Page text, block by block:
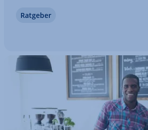
wichtig, bei Such­an­fra­gen
Ratgeber